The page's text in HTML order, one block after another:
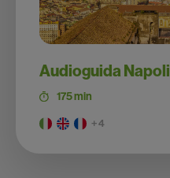
Audioguida Napoli
175 min
+ 4